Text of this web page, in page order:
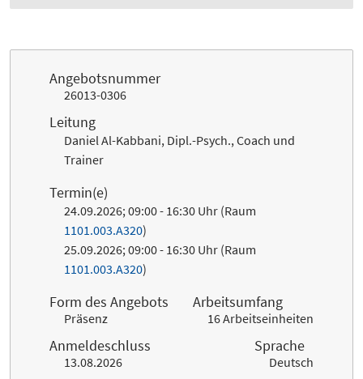
Angebotsnummer
26013-0306
Leitung
Daniel Al-Kabbani, Dipl.-Psych., Coach und
Trainer
Termin(e)
24.09.2026; 09:00 - 16:30 Uhr (Raum
1101.003.A320)
25.09.2026; 09:00 - 16:30 Uhr (Raum
1101.003.A320)
Form des Angebots
Präsenz
Arbeitsumfang
16 Arbeitseinheiten
Anmeldeschluss
13.08.2026
Sprache
Deutsch